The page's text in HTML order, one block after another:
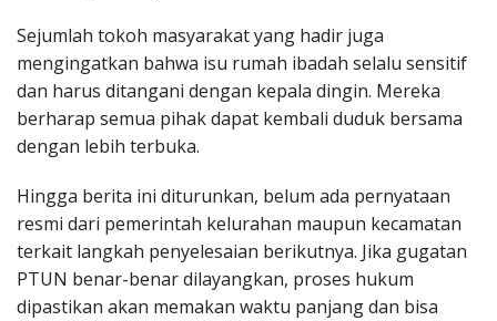
Sejumlah tokoh masyarakat yang hadir juga
mengingatkan bahwa isu rumah ibadah selalu sensitif
dan harus ditangani dengan kepala dingin. Mereka
berharap semua pihak dapat kembali duduk bersama
dengan lebih terbuka.
Hingga berita ini diturunkan, belum ada pernyataan
resmi dari pemerintah kelurahan maupun kecamatan
terkait langkah penyelesaian berikutnya. Jika gugatan
PTUN benar-benar dilayangkan, proses hukum
dipastikan akan memakan waktu panjang dan bisa